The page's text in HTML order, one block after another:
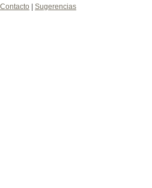
Contacto
Sugerencias